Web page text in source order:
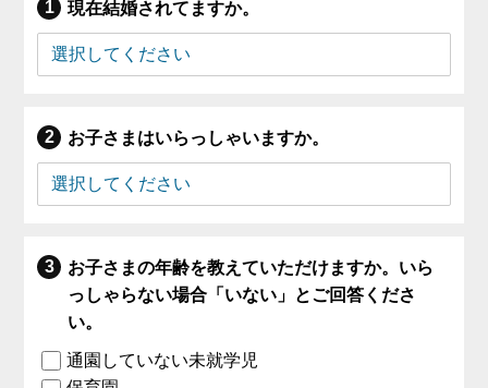
現在結婚されてますか。
お子さまはいらっしゃいますか。
お子さまの年齢を教えていただけますか。いら
っしゃらない場合「いない」とご回答くださ
い。
通園していない未就学児